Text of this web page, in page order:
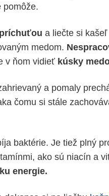
pomôže.
a liečte si kašeľ
medom.
v ňom vidieť kúsky
a pomaly
čomu si stále
baktérie. Je tiež plný
ako sú niacín a
energie.